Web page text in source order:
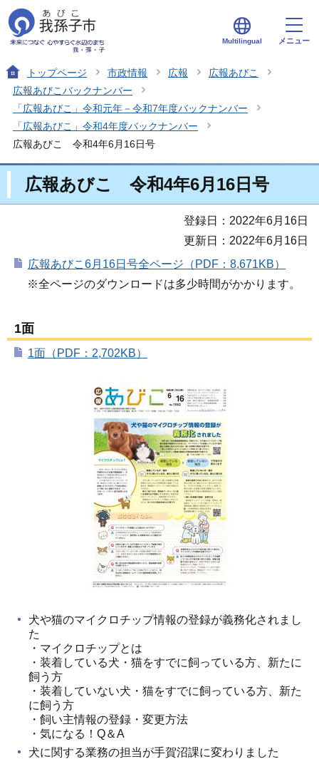
Multilingual メニュー
トップページ 市政情報 広報
広報あびこ
広報あびこバックナンバー
「広報あびこ」令和元年－令和7年度バックナンバー
「広報あびこ」令和4年度バックナンバー
広報あびこ 令和4年6月16日号
広報あびこ 令和4年6月16日号
登録日：2022年6月16日
更新日：2022年6月16日
広報あびこ6月16日号全ページ（PDF：8,671KB）
※全ページのダウンロードは多少時間がかかります。
1面
1面（PDF：2,702KB）
犬や猫のマイクロチップ情報の登録が義務化されまし
た
・マイクロチップとは
・装着している犬・猫をすでに飼っている方、新たに
飼う方
・装着していない犬・猫をすでに飼っている方、新た
に飼う方
・飼い主情報の登録・変更方法
・気になる！Q＆A
犬に関する業務の担当が手賀沼課に変わりました